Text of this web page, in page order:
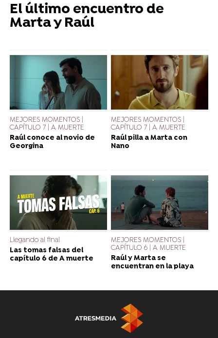
El último encuentro de
Marta y Raúl
MEJORES MOMENTOS |
CAPÍTULO 7 | A MUERTE
Raúl conoce al novio de
Georgina
MEJORES MOMENTOS |
CAPÍTULO 7 | A MUERTE
Raúl pilla a Marta con
Nano
Llegando al final
Las tomas falsas del
capítulo 6 de A muerte
MEJORES MOMENTOS |
CAPÍTULO 6 | A MUERTE
Raúl y Marta se
encuentran en la playa